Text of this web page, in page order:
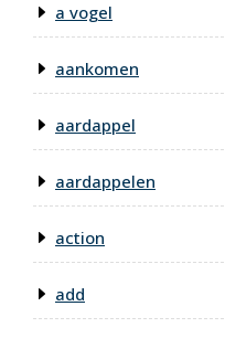
a vogel
aankomen
aardappel
aardappelen
action
add